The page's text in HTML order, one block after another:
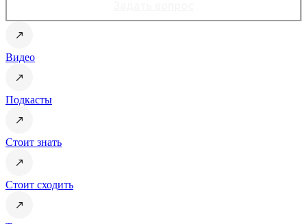
Видео
Подкасты
Стоит знать
Стоит сходить